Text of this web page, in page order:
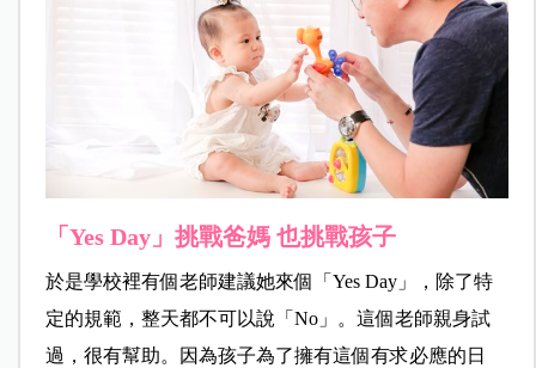
「Yes Day」挑戰爸媽 也挑戰孩子
於是學校裡有個老師建議她來個「Yes Day」，除了特
定的規範，整天都不可以說「No」。這個老師親身試
過，很有幫助。因為孩子為了擁有這個有求必應的日